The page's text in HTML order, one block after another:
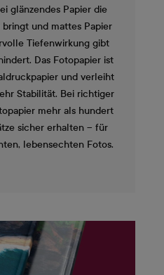
glänzendes Papier die
und mattes Papier
Tiefenwirkung gibt
Das Fotopapier ist
und verleiht
Stabilität. Bei richtiger
mehr als hundert
sicher erhalten – für
lebensechten Fotos.